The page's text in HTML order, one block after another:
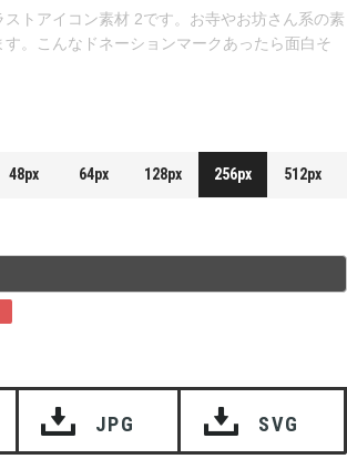
ストアイコン素材 2です。お寺やお坊さん系の素
。こんなドネーションマークあったら面白そ
48px 64px 128px 256px 512px
JPG SVG